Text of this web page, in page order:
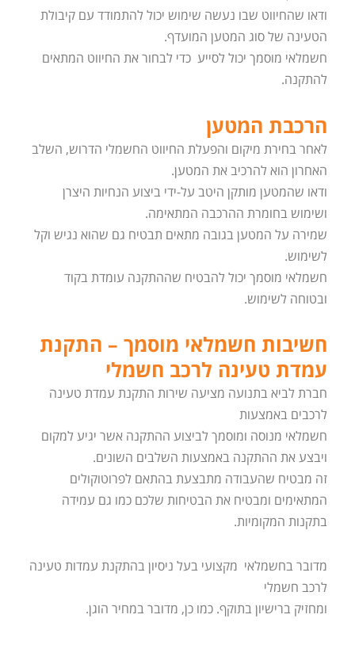
ודאו שהחיווט שבו נעשה שימוש יכול להתמודד עם קיבולת
הטעינה של סוג המטען המועדף.
חשמלאי מוסמך יכול לסייע כדי לבחור את החיווט המתאים
להתקנה.
הרכבת המטען
לאחר בחירת מיקום והפעלת החיווט החשמלי הדרוש, השלב
האחרון הוא להרכיב את המטען.
ודאו שהמטען מותקן היטב על-ידי ביצוע הנחיות היצרן
ושימוש בחומרת ההרכבה המתאימה.
שמירה על המטען בגובה מתאים תבטיח גם שהוא נגיש וקל
לשימוש.
חשמלאי מוסמך יכול להבטיח שההתקנה עומדת בקוד
ובטוחה לשימוש.
חשיבות חשמלאי מוסמך – התקנת
עמדת טעינה לרכב חשמלי
חברת לביא בתנועה מציעה שירות התקנת עמדת טעינה
לרכבים באמצעות
חשמלאי מנוסה ומוסמך לביצוע ההתקנה אשר יגיע למקום
ויבצע את ההתקנה באמצעות השלבים השונים.
זה מבטיח שהעבודה מתבצעת בהתאם לפרוטוקולים
המתאימים ומבטיח את הבטיחות שלכם כמו גם עמידה
בתקנות המקומיות.
מדובר בחשמלאי מקצועי בעל ניסיון בהתקנת עמדות טעינה
לרכב חשמלי
ומחזיק ברישיון בתוקף. כמו כן, מדובר במחיר הוגן.